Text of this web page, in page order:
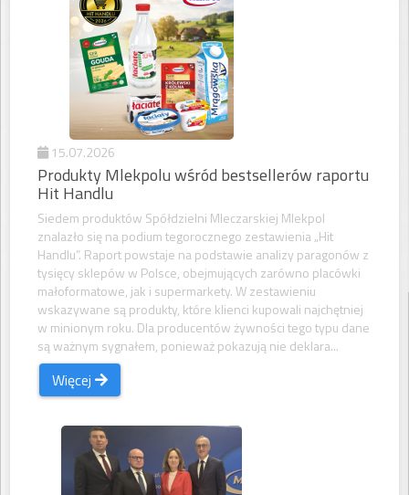
15.07.2026
Produkty Mlekpolu wśród bestsellerów raportu
Hit Handlu
Siedem produktów Spółdzielni Mleczarskiej Mlekpol
znalazło się na podium tegorocznego zestawienia „Hit
Handlu”. Raport powstaje na podstawie analizy paragonów z
tysięcy sklepów w Polsce, obejmujących zarówno placówki
małoformatowe, jak i supermarkety. W zestawieniu
wskazywane są produkty, które klienci kupowali najchętniej
w minionym roku. Dla producentów żywności tego typu dane
są ważnym sygnałem, ponieważ pokazują nie deklara...
Więcej